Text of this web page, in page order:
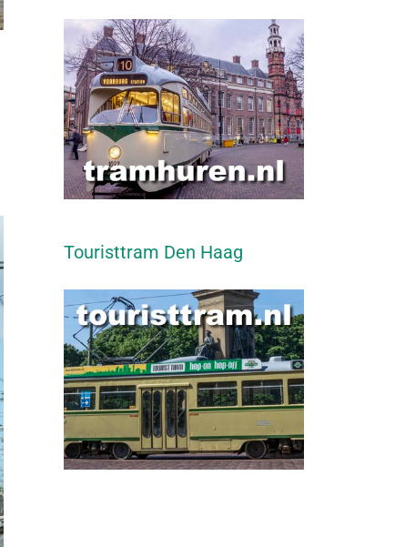
Touristtram Den Haag